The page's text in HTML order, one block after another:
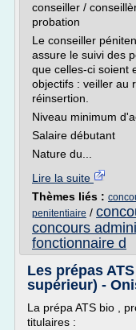
conseiller /
probation
Le conseiller
assure le suivi des
que celles-ci soient
objectifs : veiller au
réinsertion.
Niveau minimum
Salaire débutant
Nature du...
Lire la suite
Thèmes liés :
penitentiaire /
concours
fonctionnaire d
Les prépas
supérieur) -
La prépa ATS bio ,
titulaires :